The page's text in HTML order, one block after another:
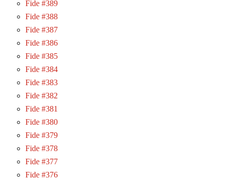
Fide #389
Fide #388
Fide #387
Fide #386
Fide #385
Fide #384
Fide #383
Fide #382
Fide #381
Fide #380
Fide #379
Fide #378
Fide #377
Fide #376